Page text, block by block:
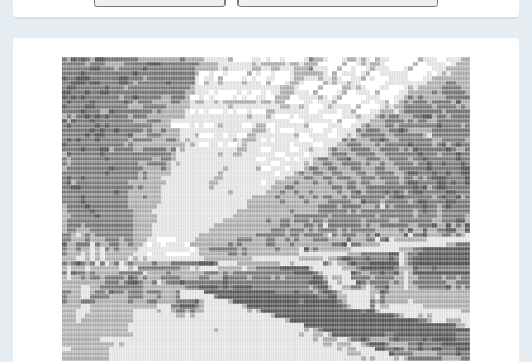
▓▓▒▒██▓▓██▓▓▒▒████▓▓▓▓▓▓▓▓▓▓▓▓▓▓▒▒▒▒▒▒▒▒▒▒▒▒▒▒▒▒▒▒▓▓▒▒▒▒▒▒▒▒░░░░░░░░░░▒▒        ░░░░  ░░    ░░        ░░▓▓▒▒▒▒░░      ░░▒▒▒▒░░▒▒░░  ▒▒░░░░            ▒▒░░░░░░    ░░░░░░▒▒▒▒
▓▓▓▓▓▓▓▓▓▓▒▒▓▓▓▓▓▓▒▒▒▒▒▒▒▒▓▓▓▓▓▓▓▓▓▓██████▓▓▓▓▓▓▓▓▓▓▓▓▓▓▓▓▒▒▒▒▒▒▒▒░░░░░░░░░░░░░░▒▒░░▒▒▒▒▒▒▒▒▒▒░░▒▒▒▒░░▒▒▒▒▒▒          ▒▒    ░░▒▒░░▒▒▒▒░░            ▒▒    ░░░░░░░░  ░░▒▒▒▒▒▒
▓▓▓▓▓▓▓▓▓▓▓▓████▓▓▓▓▓▓▒▒▓▓▓▓▓▓▓▓▓▓██▓▓▓▓▓▓▓▓▓▓▓▓▓▓▓▓▓▓▓▓▒▒▒▒▒▒▒▒▒▒░░▒▒░░░░░░░░░░▒▒▒▒░░░░▒▒▒▒░░░░░░▒▒▒▒▒▒▓▓░░░░░░    ▒▒    ░░    ░░▒▒░░░░░░      ░░▒▒        ░░░░░░▒▒▒▒▒▒▒▒▒▒
▓▓▓▓▓▓▓▓██▓▓▓▓▓▓▓▓▓▓▓▓▓▓▓▓▓▓▓▓██▓▓▓▓▓▓▓▓▓▓▓▓▓▓▓▓▓▓▓▓▓▓▓▓▒▒    ░░    ░░        ▒▒  ░░    ░░      ░░▒▒▒▒▒▒▒▒▒▒▒▒░░  ▒▒  ░░░░░░  ░░▒▒    ░░░░░░░░░░░░        ░░  ░░▒▒░░▒▒▒▒▒▒▒▒
██▓▓▓▓██████▓▓▓▓▓▓▓▓▓▓▓▓████▓▓▓▓▓▓▒▒▓▓▓▓▓▓▓▓▓▓▓▓▓▓▓▓▓▓▓▓░░  ░░░░  ▒▒        ░░  ░░    ░░░░      ░░▒▒▒▒░░░░░░▒▒░░░░▒▒░░    ░░░░▒▒  ░░      ░░░░░░░░      ░░░░▒▒▒▒▒▒▒▒▒▒▒▒▒▒▒▒
▓▓▓▓██████▓▓████▓▓▓▓▓▓▓▓████▓▓▒▒▓▓▓▓▓▓▓▓▓▓▓▓██▓▓▓▓▓▓▓▓▓▓░░  ▒▒░░░░▒▒░░░░░░░░▒▒░░░░░░  ▒▒      ░░▒▒▒▒░░        ▒▒░░▒▒░░░░▒▒░░░░          ░░░░░░░░░░░░░░░░░░▒▒▒▒▒▒▒▒▓▓▓▓▒▒▒▒▒▒
▓▓████▓▓▓▓▓▓▓▓▓▓▓▓██▓▓▓▓▓▓▒▒▓▓▓▓▓▓▓▓▓▓▓▓▓▓▓▓▓▓▓▓▓▓▓▓▓▓▒▒░░░░░░░░░░░░░░░░░░░░░░░░░░░░░░░░░░░░▒▒▒▒▒▒░░        ▒▒        ▒▒▒▒░░▒▒░░      ░░░░      ░░▒▒░░▒▒▒▒▒▒▒▒▒▒▓▓▓▓▓▓▓▓▒▒▒▒
████▓▓▓▓▓▓██▓▓▓▓████▓▓▓▓▓▓▓▓▓▓▓▓▓▓▓▓▓▓▓▓▓▓▓▓▓▓▓▓▓▓▓▓▒▒▒▒░░░░░░  ░░        ░░  ░░    ░░  ░░░░▒▒▒▒▒▒░░░░░░  ▒▒        ░░▒▒    ░░░░░░  ▒▒        ░░░░▒▒▒▒▒▒▒▒▒▒▓▓▒▒▓▓▓▓▓▓▓▓▓▓▒▒
██▓▓██▓▓██▓▓▓▓▓▓▓▓▓▓▓▓▓▓▒▒▓▓▓▓██▓▓▓▓▓▓▓▓▓▓▒▒▒▒▓▓▓▓▓▓▒▒    ░░  ░░        ░░  ░░    ░░░░    ▒▒▒▒▒▒    ░░░░░░░░▒▒░░  ░░▒▒          ░░░░░░      ░░░░▒▒▓▓▒▒▓▓▒▒▒▒▒▒▒▒▒▒▓▓▓▓▓▓▓▓▓▓
▓▓██▓▓▓▓▓▓▓▓██▓▓▓▓▓▓▓▓▓▓▓▓██▓▓▒▒▓▓▓▓▓▓▒▒▒▒▒▒▒▒▓▓▓▓▒▒▒▒░░▒▒▒▒░░░░▒▒░░▒▒▒▒▒▒▒▒▒▒▒▒▒▒░░▒▒▒▒░░▒▒▒▒        ░░░░  ░░░░░░▒▒          ░░░░  ░░░░▒▒  ░░▒▒▓▓▒▒▓▓▓▓▓▓▒▒▓▓▓▓▓▓▓▓▒▒██▒▒▒▒
██▓▓▓▓▓▓▓▓████▓▓▓▓▓▓▓▓▓▓▓▓▓▓▒▒▒▒▒▒▓▓▓▓▓▓▓▓▓▓▒▒▒▒▒▒▒▒▒▒░░░░░░░░░░░░░░░░▒▒░░░░░░░░░░░░░░░░░░░░▒▒▒▒░░░░▒▒░░      ░░▒▒░░░░░░░░  ▒▒        ░░▒▒░░▒▒▒▒▓▓▓▓▓▓▓▓▓▓▓▓▒▒▓▓▓▓▓▓▓▓▒▒▓▓▒▒
▓▓▓▓▓▓▓▓██▓▓▓▓▓▓▒▒▒▒██▓▓▓▓▓▓▓▓▓▓▓▓▓▓▓▓▒▒▓▓▒▒▒▒▒▒▒▒▒▒░░  ░░  ░░      ░░  ░░    ░░      ▒▒▒▒░░░░░░░░░░░░░░    ░░░░░░░░  ░░░░▒▒      ░░░░▒▒▒▒▒▒░░▒▒▓▓▓▓▓▓▓▓▓▓▓▓▓▓▓▓▒▒▓▓▓▓▓▓▓▓▓▓
▒▒▓▓▒▒▓▓▓▓██▓▓██▓▓██▓▓▓▓▓▓▓▓▒▒▓▓▓▓▓▓▒▒▒▒▒▒▒▒▒▒▒▒▒▒▒▒░░░░░░░░░░░░░░░░░░░░░░░░░░▒▒░░░░░░▒▒░░      ░░  ░░░░░░░░░░        ░░░░░░▒▒░░░░░░▒▒▓▓▒▒▓▓▓▓▒▒▒▒▒▒▓▓▓▓████▒▒▓▓▓▓▒▒▓▓▓▓▓▓▓▓
██▒▒██▓▓▓▓▓▓██▓▓▓▓▓▓▓▓▓▓▓▓▓▓▓▓▒▒▒▒▒▒▓▓▓▓▓▓▒▒▒▒░░░░░░░░░░░░░░░░░░░░░░░░░░░░░░░░░░░░░░░░░░░░░░░░░░      ░░░░░░░░░░░░  ▒▒      ░░░░░░▒▒▒▒▒▒▓▓▓▓▓▓▓▓▒▒▓▓▒▒▓▓▓▓▒▒▒▒▓▓▓▓▓▓▓▓▓▓▓▓▓▓
▓▓██▓▓▓▓▓▓▓▓▓▓██▓▓██▓▓▓▓▓▓▓▓▓▓▓▓▓▓▓▓▓▓▒▒▒▒▒▒▒▒        ░░  ░░    ░░▒▒░░░░░░░░    ░░▒▒▒▒    ░░░░░░░░░░░░▒▒        ░░░░░░    ░░░░▒▒▓▓▒▒▒▒▒▒▓▓▓▓▒▒▓▓▓▓▓▓▓▓▓▓▓▓▓▓▓▓██▓▓▓▓▓▓▓▓▒▒▓▓
▓▓▓▓▓▓▓▓▓▓▓▓██▓▓██▓▓▓▓██▓▓▓▓▓▓▓▓▓▓▒▒▓▓▒▒▒▒▓▓▒▒▒▒▒▒░░░░░░░░░░░░░░░░░░░░░░░░░░░░░░▒▒▒▒▒▒░░  ░░      ░░░░░░░░    ░░░░  ░░░░░░░░▓▓▒▒▓▓▓▓▓▓▒▒▒▒▓▓▓▓██▓▓▒▒▒▒▒▒▒▒▒▒▓▓▓▓▓▓▓▓▓▓▓▓▓▓▓▓
▓▓▓▓▓▓▓▓▓▓██▓▓████▓▓▓▓▓▓▓▓▓▓██▒▒▒▒▒▒▓▓▓▓▓▓▒▒▒▒▒▒▒▒░░░░░░▒▒      ░░░░  ░░░░    ▒▒▒▒░░░░░░░░░░░░░░░░▒▒    ░░░░░░░░    ░░░░▒▒░░▒▒▓▓▓▓▓▓▓▓▓▓▒▒▒▒▓▓▓▓▓▓▓▓▓▓▓▓▒▒░░▓▓▓▓▓▓▓▓▓▓▓▓▓▓▓▓
▓▓██▓▓██▓▓▓▓▓▓██▓▓▓▓▓▓▓▓▓▓▓▓▒▒▓▓▓▓▓▓▓▓▒▒▒▒▒▒▓▓▓▓▒▒░░▒▒░░░░░░░░░░░░░░░░░░▒▒░░▒▒▒▒▒▒░░  ░░  ░░░░░░░░░░      ░░░░░░░░░░░░▓▓▒▒▓▓▒▒▒▒▒▒▓▓▓▓██▓▓▒▒▒▒▓▓▓▓▓▓▓▓▓▓▓▓▓▓▒▒▒▒▓▓▓▓▓▓▓▓▓▓▒▒
██▓▓▓▓▓▓▓▓▓▓▓▓▓▓▓▓▓▓▓▓▓▓▓▓▒▒▓▓▒▒▒▒▒▒▒▒▒▒▒▒▒▒▒▒▒▒▒▒▒▒░░▒▒░░    ░░░░  ░░    ░░▒▒░░░░░░░░░░░░░░░░░░  ░░░░░░░░    ░░░░░░▒▒▒▒▓▓▓▓▓▓▒▒▒▒▒▒▓▓▒▒▓▓▓▓▓▓▓▓▓▓██▓▓▓▓▓▓▓▓▒▒▓▓██▒▒▓▓██▓▓▓▓
▓▓▓▓▓▓▓▓██▓▓▓▓▓▓████▒▒▓▓▓▓▓▓▓▓▒▒▒▒▓▓▓▓▓▓▓▓▓▓▒▒▓▓░░▒▒░░░░░░░░░░░░░░░░░░░░░░▒▒▒▒░░░░░░    ░░░░░░░░    ░░░░▒▒░░░░░░▒▒▓▓▒▒▒▒▒▒▓▓▓▓▓▓▓▓▒▒▒▒▓▓▓▓▓▓▓▓▒▒▓▓▒▒██▓▓▓▓▓▓▓▓▓▓▓▓██▓▓▒▒▒▒▓▓
▒▒██▓▓▓▓▓▓▓▓▓▓▓▓██▓▓▓▓▓▓▓▓▓▓▓▓▓▓▓▓▓▓▓▓▓▓▓▓▓▓▓▓▒▒░░░░░░░░░░░░░░░░░░▒▒░░░░▒▒▒▒░░░░░░░░░░░░░░    ░░░░░░░░  ░░░░░░░░▒▒▓▓▓▓▓▓▒▒▒▒▓▓▓▓▓▓▓▓▒▒▒▒▓▓▓▓▓▓▓▓▓▓▓▓▓▓██▓▓▓▓▓▓▒▒▓▓▓▓▓▓██▓▓▓▓
▓▓▒▒▓▓▓▓▓▓▓▓▓▓▓▓▓▓██▓▓▓▓▓▓▓▓▓▓▓▓▓▓▓▓▓▓▒▒▒▒▓▓▓▓▒▒░░░░░░░░░░░░░░░░░░░░░░░░░░░░░░░░░░    ░░░░░░░░  ░░  ░░░░░░▒▒▓▓▓▓▒▒▒▒▓▓▓▓██▒▒▒▒▒▒▓▓▓▓▓▓▒▒▒▒▓▓▓▓▓▓▓▓▒▒▓▓▓▓██▓▓▓▓▓▓▓▓▓▓▓▓██▓▓▓▓
▓▓▒▒▓▓▓▓▓▓▓▓▓▓▓▓▓▓▓▓▓▓▓▓▓▓▓▓▓▓▓▓▒▒▒▒▓▓▓▓▓▓▓▓▒▒░░▒▒░░░░░░░░░░░░░░░░░░░░░░░░░░░░░░░░░░░░░░    ░░░░░░░░░░▒▒░░▒▒▒▒▓▓▓▓▒▒▒▒▓▓▓▓▓▓▓▓▒▒▓▓▒▒▒▒▓▓▒▒▒▒▓▓▓▓▓▓▓▓▒▒▓▓▓▓██▓▓▓▓██▓▓▓▓▓▓██▓▓
▒▒▓▓▓▓▓▓▓▓▓▓▓▓▓▓▓▓▓▓██▓▓▓▓▓▓▓▓▓▓▓▓▒▒▒▒▒▒▒▒▓▓▒▒░░░░░░░░░░░░░░░░░░░░░░▒▒░░░░░░░░░░░░▒▒    ░░░░░░  ░░░░░░▒▒▓▓▓▓▒▒▒▒▓▓▓▓▒▒▒▒▒▒▓▓▓▓▒▒▒▒▒▒▓▓▓▓▒▒▒▒▒▒▓▓▓▓▓▓▓▓▓▓▓▓██▓▓▓▓▓▓▓▓▓▓▓▓████
▓▓▓▓▓▓▓▓▓▓▓▓▓▓▓▓▓▓██▓▓▓▓▓▓▓▓▓▓▓▓▒▒▓▓▒▒▒▒▒▒▒▒▒▒░░░░░░░░░░░░░░░░░░░░▒▒░░░░░░░░░░░░░░░░░░░░░░  ░░░░░░▒▒▓▓▒▒▒▒▓▓▓▓▒▒▒▒▓▓▓▓▒▒▒▒▒▒▓▓▓▓▒▒▒▒▓▓▓▓▓▓▓▓▒▒▒▒▓▓████▓▓▓▓▓▓██▓▓▓▓██▓▓▓▓████
▓▓██▓▓▓▓██▓▓▓▓▓▓▓▓▓▓▓▓▓▓▓▓▓▓▓▓▓▓▒▒▓▓▒▒▒▒▒▒░░░░░░░░░░░░░░░░░░░░░░▒▒▒▒░░░░░░░░░░░░░░░░░░░░░░░░░░▒▒▒▒▒▒▒▒▓▓▓▓▒▒▒▒▓▓▓▓▒▒▓▓▓▓▓▓▒▒▒▒▓▓▓▓▓▓▒▒▓▓▓▓▓▓▓▓▒▒▓▓▓▓▒▒▓▓▒▒▓▓██████▓▓▓▓▓▓▓▓██
▓▓██▒▒▓▓▓▓▓▓▓▓▓▓▓▓▓▓▓▓▓▓▓▓▓▓▒▒▒▒▒▒▒▒▒▒▒▒▒▒▒▒░░░░░░░░░░░░░░░░░░▒▒▒▒░░░░░░░░░░░░░░░░░░  ░░░░▒▒▒▒▒▒▒▒▓▓▒▒▒▒▒▒▓▓▒▒▒▒▓▓▒▒▒▒▒▒▓▓▓▓▒▒▓▓▓▓▒▒▒▒▒▒▓▓▓▓▓▓▒▒▓▓████▓▓▓▓▓▓▓▓████▓▓██▓▓▓▓██
▓▓▓▓████▓▓▓▓▓▓▓▓▓▓▓▓▓▓▓▓▓▓▓▓▓▓▒▒▓▓▒▒▒▒▒▒▒▒░░░░░░░░░░░░░░░░░░░░▒▒░░░░░░░░░░░░░░░░░░░░░░░░▒▒▒▒▒▒▓▓▓▓▒▒▒▒▒▒▒▒▒▒▒▒▒▒▒▒▓▓▓▓▒▒▓▓▓▓▒▒▒▒▓▓▓▓▓▓▓▓▓▓▓▓▓▓▓▓▓▓▓▓██▓▓██▒▒▓▓████▓▓▓▓▓▓▓▓▓▓
▓▓▓▓▓▓▓▓▓▓▓▓▓▓▓▓▓▓▓▓▓▓██▓▓▓▓▒▒▒▒▒▒▒▒▒▒▒▒▒▒░░░░░░░░░░░░░░░░░░░░░░░░░░░░▒▒░░░░░░░░░░░░░░▒▒▒▒▒▒▓▓▒▒▒▒▓▓▒▒▒▒▓▓▒▒▒▒▒▒▒▒▒▒▓▓▒▒▒▒▓▓██▒▒▓▓▓▓▓▓▓▓██▓▓██▓▓▒▒▓▓████▓▓▓▓▓▓▓▓▓▓████▓▓▓▓▓▓
▓▓▓▓▓▓▓▓██▓▓▓▓▓▓▓▓▓▓▓▓▓▓▓▓▓▓▒▒▒▒▒▒▓▓▒▒▒▒▒▒░░░░░░░░░░░░░░░░░░░░░░░░░░░░░░░░░░░░░░▒▒▒▒▒▒▒▒▒▒▓▓▒▒▒▒▒▒▒▒▓▓▒▒▒▒▓▓▒▒▓▓▓▓▒▒▒▒▓▓▒▒▓▓▓▓▓▓▓▓▓▓▓▓▓▓▒▒▓▓████▓▓▓▓▓▓▓▓▓▓▓▓▒▒▓▓██▓▓▓▓██▒▒▓▓
▓▓▓▓▓▓▓▓██▓▓▓▓▓▓▓▓▓▓▓▓▓▓▓▓▓▓▒▒▒▒▒▒▒▒▒▒▒▒▒▒░░░░░░░░░░░░░░░░░░░░░░░░░░░░░░░░░░░░▒▒▒▒▒▒▒▒▒▒▒▒▒▒▓▓▒▒▒▒▒▒▒▒▓▓▒▒▒▒▒▒▒▒▓▓▓▓▓▓▓▓▓▓▒▒▒▒██▓▓▓▓▓▓▒▒▓▓▓▓▓▓▓▓▓▓▒▒▓▓████▓▓▓▓▓▓▓▓████▓▓▓▓▓▓
▒▒▓▓▓▓▓▓▓▓██▓▓▓▓▓▓▓▓▓▓▓▓▓▓▓▓▒▒▒▒▒▒▒▒▒▒▒▒░░░░░░░░░░░░░░░░░░░░░░░░░░░░░░░░░░░░░░▒▒▒▒▒▒▒▒▒▒▒▒▒▒▒▒▒▒▒▒▒▒▒▒▒▒▒▒▒▒▓▓▓▓▓▓▓▓▒▒▓▓▓▓▓▓▓▓▒▒▒▒▒▒▓▓░░▓▓▒▒▓▓▓▓▓▓▓▓▓▓▓▓██▓▓▓▓▒▒▓▓██▓▓▓▓▓▓▓▓
▒▒▓▓▓▓▓▓▓▓▓▓██▓▓▓▓▓▓▓▓▓▓▓▓▓▓▓▓▒▒▒▒▒▒▒▒░░░░░░░░░░░░░░░░░░░░░░░░░░░░░░░░░░░░▒▒▒▒▒▒▒▒▒▒▒▒▒▒▒▒▒▒▒▒▒▒▓▓▒▒▒▒▒▒▒▒▒▒▓▓▓▓▓▓▓▓▓▓▓▓▒▒▓▓▒▒▓▓▓▓▓▓▓▓▓▓▓▓▓▓▓▓▓▓▓▓▓▓▒▒▓▓██▓▓▓▓▒▒▓▓▓▓▓▓▓▓▓▓▓▓
▒▒▒▒▓▓▓▓▓▓▓▓▓▓██▓▓▓▓▓▓▓▓▓▓▓▓▓▓▒▒▒▒▒▒▒▒▒▒░░░░░░░░░░░░░░░░░░░░░░░░░░░░░░░░▒▒▒▒▒▒▒▒▒▒▒▒▒▒▒▒▒▒▒▒▒▒▒▒▒▒▓▓▓▓▓▓▓▓▓▓▓▓▓▓▒▒▓▓▓▓▓▓▓▓▓▓▓▓▓▓▓▓▓▓▒▒▓▓▓▓▓▓▓▓▓▓▓▓▓▓▒▒▓▓▓▓▓▓▓▓▒▒▓▓▓▓▓▓▓▓▓▓▒▒
▒▒▓▓▓▓▓▓▓▓▓▓▓▓▓▓▓▓▓▓▓▓▓▓▓▓▓▓▓▓▒▒▒▒▒▒▒▒▒▒░░░░░░░░░░░░░░░░░░░░░░░░░░░░▒▒▒▒▒▒▒▒▒▒▒▒▒▒▒▒▒▒▓▓▒▒▒▒▓▓▓▓▒▒▓▓▓▓▓▓▒▒▓▓▓▓▒▒▓▓▓▓▓▓▓▓▓▓▓▓▓▓▒▒▓▓▓▓▓▓▓▓▓▓▒▒▒▒▓▓▓▓▓▓▓▓▓▓▓▓▓▓▒▒▒▒▓▓▓▓▓▓████▒▒
▒▒▓▓▓▓▓▓▒▒▓▓▓▓▓▓▓▓▓▓▓▓▓▓▓▓▓▓▓▓▒▒▒▒▒▒▒▒░░░░░░░░░░░░░░░░░░░░░░░░░░▒▒▒▒▒▒▒▒▒▒▒▒▒▒▒▒▒▒▒▒▒▒▒▒▒▒▒▒▓▓▓▓▒▒▒▒▒▒▓▓▓▓▒▒▓▓░░▓▓▓▓▓▓▓▓▓▓▓▓▓▓▒▒▓▓▒▒▒▒▓▓▓▓▓▓▓▓▓▓▓▓▒▒▒▒▓▓▓▓▓▓██▒▒▒▒██▒▒▓▓▒▒██
▒▒▓▓▓▓▒▒▒▒▒▒▓▓▓▓▓▓▓▓▓▓▓▓▓▓▓▓▓▓▒▒▒▒▒▒▒▒░░░░░░░░░░░░░░░░░░░░░░░░▒▒▒▒▒▒▒▒▒▒▒▒▒▒▒▒▒▒▒▒▒▒▒▒▒▒▓▓▓▓▓▓▒▒▓▓▓▓▓▓▒▒▓▓▒▒▓▓▓▓▓▓▓▓▒▒▓▓▒▒▓▓▓▓▓▓▓▓▓▓▒▒▒▒▒▒▒▒▒▒▓▓▒▒██▒▒▒▒██▒▒▒▒▓▓▓▓████▒▒▒▒██
▓▓▓▓▒▒░░▒▒▓▓▒▒▓▓▓▓▓▓▓▓▓▓▓▓▓▓▓▓▒▒▒▒▒▒▒▒░░░░░░░░░░░░░░░░░░░░▒▒▒▒▒▒▒▒▒▒▒▒▒▒▒▒▒▒▒▒▒▒▒▒▓▓▓▓▓▓▓▓▓▓▓▓▒▒▓▓▓▓▒▒▓▓▓▓▓▓▓▓▒▒░░▓▓▒▒▓▓▓▓▓▓▒▒▒▒▓▓▒▒██▒▒▒▒▒▒▒▒▒▒██░░▓▓▓▓██▒▒▒▒▒▒▓▓▓▓▒▒▓▓▒▒░░
▓▓▓▓▒▒▒▒▒▒▓▓▒▒▒▒▒▒▓▓▓▓▓▓▒▒▓▓▓▓▒▒▒▒▒▒░░░░        ░░░░░░░░▒▒▒▒▒▒▒▒▒▒▒▒▒▒▒▒▒▒▓▓▓▓▓▓▒▒▒▒▒▒▓▓▓▓▒▒▒▒▓▓▒▒▓▓▒▒▒▒▒▒▓▓▓▓▓▓▒▒▒▒▒▒▒▒██▒▒▒▒▒▒▓▓▓▓░░▓▓██░░▒▒▒▒▒▒▒▒▒▒▒▒▒▒░░░░░░░░░░░░░░░░░░
██▒▒▒▒▓▓▓▓▓▓░░▓▓▒▒▒▒▓▓▓▓▒▒▒▒▓▓▒▒▒▒░░  ░░░░  ░░░░░░░░  ▒▒▒▒▒▒▒▒▒▒▒▒▒▒▒▒▓▓▒▒▓▓▒▒▒▒▒▒▒▒▒▒▓▓▓▓▒▒▒▒▒▒▓▓▒▒▒▒▒▒▒▒▒▒▒▒▒▒▒▒▓▓▓▓██░░▓▓▓▓▒▒▒▒▒▒▒▒░░░░░░░░░░░░░░░░░░░░░░░░░░░░▒▒▒▒▓▓▓▓▓▓
▓▓▒▒▒▒▓▓▒▒▒▒░░▒▒░░▓▓▒▒▓▓▒▒▒▒▒▒▒▒░░░░░░░░░░░░░░░░░░░░░░  ░░▒▒▒▒▓▓▓▓▓▓▓▓▓▓▓▓▒▒▓▓▒▒▒▒▒▒▒▒▒▒▒▒▓▓▒▒▒▒▒▒▒▒░░██▒▒▓▓▒▒▒▒▒▒▒▒▒▒▒▒▒▒░░░░░░░░░░░░░░░░░░░░▒▒▒▒▒▒▓▓▓▓████████████████████
▓▓▒▒▒▒▒▒░░▒▒░░▒▒░░▒▒▒▒▒▒▒▒▒▒▒▒░░░░░░  ░░░░░░          ░░░░▒▒▒▒▒▒▒▒▒▒▒▒▓▓▓▓▒▒▓▓▒▒▒▒▒▒▒▒▒▒▒▒▒▒▒▒▒▒▒▒▒▒░░░░░░░░░░░░░░░░░░░░▒▒▒▒▒▒▓▓▓▓▓▓▓▓▓▓▓▓████░░▒▒▓▓▓▓██████████████████████
▒▒▒▒▒▒░░░░▒▒░░▒▒░░▒▒▒▒▒▒▒▒▒▒░░▒▒░░▒▒░░░░░░░░░░░░░░░░░░░░░░░░▒▒▒▒▒▒▒▒▒▒▒▒▒▒▒▒▒▒▒▒░░░░░░░░░░░░░░░░░░░░▒▒▒▒▒▒▒▒▒▒░░▒▒▒▒▓▓████▓▓▓▓▓▓██▓▓▓▓▓▓▓▓██▓▓░░▒▒▓▓████████████████████████
▓▓▒▒▓▓██▓▓▒▒▓▓░░▓▓░░▒▒▓▓░░▒▒▓▓▒▒▒▒▒▒▒▒▓▓▒▒▒▒▒▒▓▓▓▓▓▓▓▓▓▓▓▓██████▓▓░░░░░░░░▒▒▒▒▒▒▒▒▒▒▒▒▒▒▒▒▒▒░░░░▒▒░░░░░░░░░░░░▓▓▒▒░░▒▒▒▒▓▓██▓▓▓▓▓▓████████████░░▒▒▓▓████████████████████████
▒▒░░▒▒▒▒▒▒░░▒▒▒▒▒▒▒▒▒▒▒▒░░░░▒▒░░▓▓▓▓▓▓▓▓▓▓▓▓▓▓▓▓▓▓▒▒▒▒░░▒▒░░░░░░░░▒▒▒▒▒▒▒▒▒▒░░▒▒▒▒▓▓▓▓▓▓▓▓▓▓████████████▒▒░░░░░░░░░░░░▒▒▒▒▒▒▓▓██████████████▓▓▒▒▒▒▒▒██▓▓▓▓▓▓██▓▓▓▓▓▓▓▓▓▓▓▓▓▓
▓▓░░██▓▓▓▓▒▒▓▓▒▒▒▒▒▒▒▒▒▒▓▓▓▓▓▓▓▓▓▓░░▒▒▒▒▒▒▒▒▓▓▒▒▒▒▒▒▒▒▒▒▒▒▒▒▓▓▓▓▓▓▒▒▓▓▒▒▓▓▓▓▓▓▓▓▓▓▓▓▓▓▓▓▓▓▓▓▓▓▓▓▓▓████████▓▓▒▒░░░░░░░░░░░░██▓▓▒▒▒▒▓▓▓▓██▓▓▓▓██▒▒░░▒▒████████████████████████
▒▒░░▒▒▒▒▓▓▒▒▓▓▓▓▒▒▓▓▓▓▓▓▓▓▒▒██▓▓▒▒▓▓▒▒▒▒▒▒▓▓▓▓▓▓▓▓▒▒▒▒▒▒▒▒▓▓▓▓▒▒▒▒▒▒██▓▓▓▓▓▓▓▓▒▒▓▓▓▓▓▓▓▓▒▒▓▓▒▒▓▓▓▓▓▓▓▓▓▓▓▓████▒▒░░▒▒▒▒░░░░▓▓▓▓▓▓▓▓▒▒▓▓▓▓▓▓▓▓▒▒▒▒░░▒▒▒▒▓▓▓▓▓▓▓▓▓▓▒▒▓▓▓▓▒▒▓▓▓▓
▒▒▒▒▒▒▒▒▒▒▒▒▒▒▒▒▒▒▓▓▓▓▓▓▒▒▓▓████▓▓▒▒▒▒▓▓░░▒▒▓▓▓▓▓▓██▓▓▓▓▓▓▓▓▓▓▓▓▓▓▓▓██▓▓▓▓▓▓▓▓▓▓▓▓▓▓▓▓▓▓▓▓▓▓▓▓▓▓▓▓▓▓▓▓▓▓██████▓▓░░░░▒▒░░░░░░██▓▓▒▒▓▓▓▓▓▓▓▓▒▒▓▓▒▒░░▒▒▓▓▓▓▓▓▓▓▓▓▓▓▓▓▒▒▒▒▓▓▓▓▓▓
▒▒▒▒▒▒▒▒░░░░▒▒▒▒▓▓▓▓▓▓▓▓▓▓▓▓▓▓▓▓▓▓▒▒▒▒▒▒▒▒▒▒▒▒▒▒▒▒▒▒▓▓▓▓▓▓████████▓▓██▓▓████████▓▓▓▓▓▓▓▓▓▓▓▓▓▓▓▓▓▓▓▓▓▓▓▓▒▒▓▓████▒▒░░░░▒▒▒▒▓▓▓▓▒▒░░▒▒▓▓▓▓██▒▒▒▒▒▒░░▒▒▒▒▓▓▓▓▓▓▓▓▓▓▓▓██▒▒▓▓▒▒▓▓
▓▓▓▓▒▒▒▒░░░░▒▒▓▓▓▓▒▒██▓▓▓▓▒▒▓▓▓▓▓▓▒▒▓▓▓▓▓▓▒▒▒▒▒▒▓▓░░░░░░░░░░██████████████████████████████▓▓▓▓▓▓▓▓██▓▓▓▓▓▓▒▒▓▓████▓▓▒▒░░░░░░░░░░░░▒▒▒▒██▓▓▒▒▒▒▒▒▒▒▒▒▒▒▒▒▒▒▒▒▒▒▒▒▒▒▒▒▒▒▒▒▒▒▒▒
▓▓▒▒▒▒▒▒░░░░▓▓▓▓▓▓▓▓▒▒▒▒▒▒▒▒▓▓▓▓▓▓▒▒▒▒▒▒▓▓▒▒▒▒▒▒▓▓░░░░░░░░░░░░░░▓▓██████████████████████████████████████████▓▓▓▓████▒▒▒▒░░░░░░░░░░▒▒░░▓▓▒▒▒▒▒▒▒▒▒▒▒▒▒▒▒▒▒▒▒▒▒▒▒▒▒▒▒▒▒▒▒▒▒▒▒▒
▓▓▒▒▒▒▒▒▓▓▓▓▓▓▒▒▒▒▒▒▒▒▒▒▒▒▒▒▓▓▒▒▒▒▒▒▓▓▓▓▒▒▒▒▒▒▒▒▓▓▓▓▓▓▓▓██▒▒░░░░░░░░░░▒▒████████████████████████████▓▓██████████████▓▓▒▒░░░░░░░░░░▓▓▒▒▓▓▒▒▒▒▒▒▒▒▒▒░░▒▒▒▒▒▒▒▒▒▒▒▒▒▒▒▒▒▒▒▒▒▒▒▒
▒▒▒▒▒▒▒▒░░░░▒▒▒▒▒▒▒▒▒▒▒▒▒▒▒▒▒▒▒▒▒▒▒▒▒▒▒▒░░░░░░▓▓▓▓██████▓▓▒▒░░░░░░░░░░░░░░░░▒▒████████████████████████████████████████▓▓▒▒░░░░░░░░▓▓░░▒▒▒▒░░░░░░░░░░░░░░▒▒▒▒▒▒▒▒▒▒▒▒▒▒▒▒▒▒▒▒
▒▒▒▒▒▒░░░░░░▒▒▒▒▒▒▒▒▒▒▒▒▒▒▒▒▒▒░░░░░░░░░░▒▒░░░░▒▒▓▓▓▓▒▒▓▓▒▒▒▒░░░░░░░░░░░░░░░░░░▒▒░░▒▒██████████████████████████████████████████▓▓████▒▒░░░░░░░░░░░░░░░░░░░░░░░░░░░░░░░░░░▒▒▒▒
▒▒▒▒▒▒░░░░▒▒▒▒▒▒▒▒▒▒▒▒▒▒▒▒▒▒▒▒░░░░░░░░░░░░░░░░░░▒▒▒▒░░▒▒░░░░░░░░░░░░░░░░░░░░░░░░░░░░░░░░▒▒██████████████████████████████████████████████████▓▓▒▒░░░░░░▒▒░░▒▒░░░░░░░░░░░░░░░░
▒▒▒▒▒▒░░▒▒▒▒▒▒▒▒▒▒▒▒▒▒▒▒▒▒▒▒▒▒░░░░░░░░░░░░░░░░░░░░░░░░░░░░░░░░░░░░░░░░░░░░░░░░░░░░░░░░░░░░░░░░▒▒██████████████████████████████████████████████████████▓▓▓▓▒▒░░░░░░▒▒▒▒▒▒░░░░
▒▒▒▒▒▒▒▒▒▒▒▒▒▒▒▒▒▒▒▒▒▒▒▒▒▒▒▒░░░░░░░░░░░░░░░░░░░░░░░░░░░░░░░░░░░░░░░░░░░░░░░░░░░░░░░░░░░░░░░░░░░░░░░░░░████████████████████████████████████████████████████████████████▒▒▒▒░░
▒▒▒▒▒▒▒▒▒▒▒▒▒▒▒▒▒▒▒▒▒▒▒▒▒▒▒▒░░░░░░░░░░░░░░░░░░░░░░░░░░░░░░░░░░░░▒▒░░░░░░░░░░░░░░░░░░░░░░░░░░░░░░░░░░░░▒▒░░▒▒▓▓█████████████████████████████